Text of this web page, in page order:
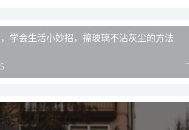
学会生活小妙招，擦玻璃不沾灰尘的方法